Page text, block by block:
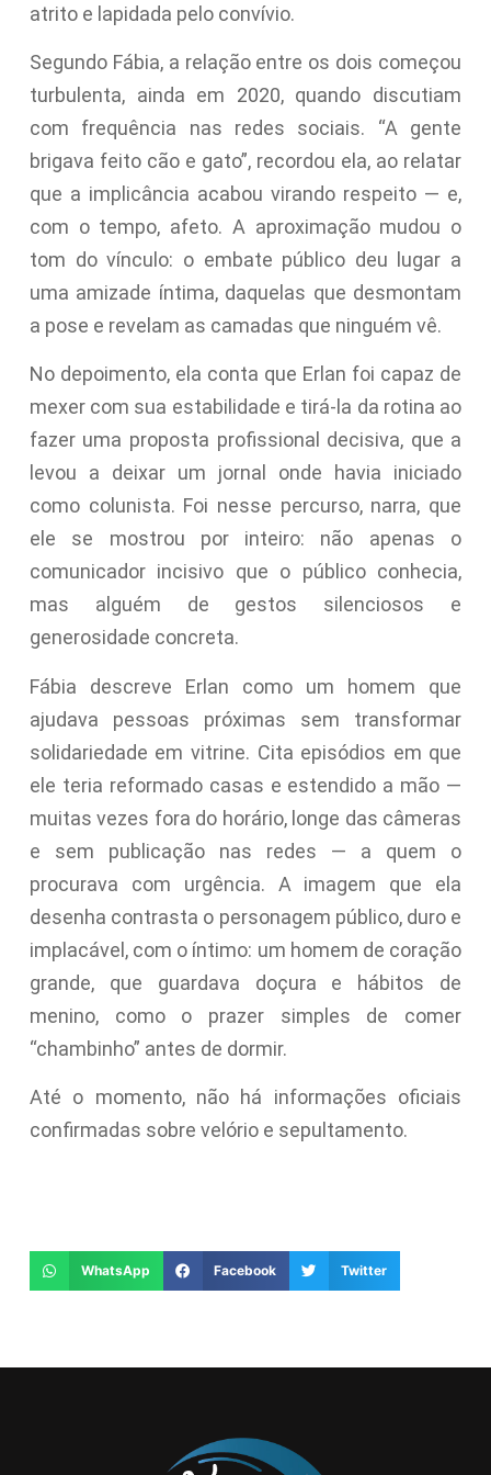
atrito e lapidada pelo convívio.
Segundo Fábia, a relação entre os dois começou
turbulenta, ainda em 2020, quando discutiam
com frequência nas redes sociais. “A gente
brigava feito cão e gato”, recordou ela, ao relatar
que a implicância acabou virando respeito — e,
com o tempo, afeto. A aproximação mudou o
tom do vínculo: o embate público deu lugar a
uma amizade íntima, daquelas que desmontam
a pose e revelam as camadas que ninguém vê.
No depoimento, ela conta que Erlan foi capaz de
mexer com sua estabilidade e tirá-la da rotina ao
fazer uma proposta profissional decisiva, que a
levou a deixar um jornal onde havia iniciado
como colunista. Foi nesse percurso, narra, que
ele se mostrou por inteiro: não apenas o
comunicador incisivo que o público conhecia,
mas alguém de gestos silenciosos e
generosidade concreta.
Fábia descreve Erlan como um homem que
ajudava pessoas próximas sem transformar
solidariedade em vitrine. Cita episódios em que
ele teria reformado casas e estendido a mão —
muitas vezes fora do horário, longe das câmeras
e sem publicação nas redes — a quem o
procurava com urgência. A imagem que ela
desenha contrasta o personagem público, duro e
implacável, com o íntimo: um homem de coração
grande, que guardava doçura e hábitos de
menino, como o prazer simples de comer
“chambinho” antes de dormir.
Até o momento, não há informações oficiais
confirmadas sobre velório e sepultamento.
WhatsApp Facebook Twitter